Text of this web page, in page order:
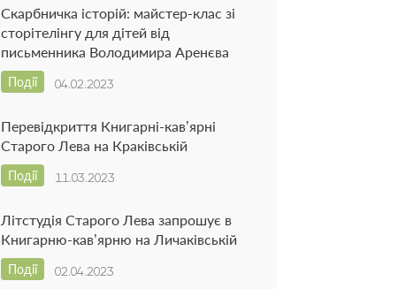
Скарбничка історій: майстер-клас зі
сторітелінгу для дітей від
письменника Володимира Аренєва
04.02.2023
Події
Перевідкриття Книгарні-кав’ярні
Старого Лева на Краківській
11.03.2023
Події
Літстудія Старого Лева запрошує в
Книгарню-кав’ярню на Личаківській
02.04.2023
Події